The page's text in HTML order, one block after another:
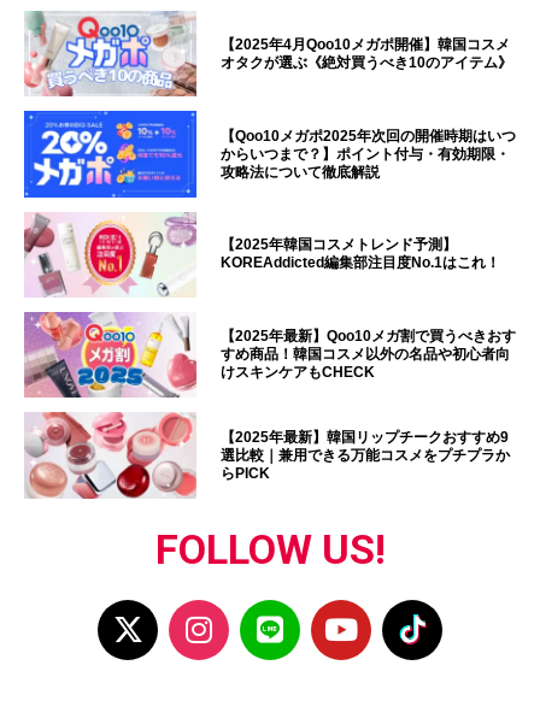
【2025年4月Qoo10メガポ開催】韓国コスメ
オタクが選ぶ《絶対買うべき10のアイテム》
【Qoo10メガポ2025年次回の開催時期はいつ
からいつまで？】ポイント付与・有効期限・
攻略法について徹底解説
【2025年韓国コスメトレンド予測】
KOREAddicted編集部注目度No.1はこれ！
【2025年最新】Qoo10メガ割で買うべきおす
すめ商品！韓国コスメ以外の名品や初心者向
けスキンケアもCHECK
【2025年最新】韓国リップチークおすすめ9
選比較｜兼用できる万能コスメをプチプラか
らPICK
FOLLOW US!